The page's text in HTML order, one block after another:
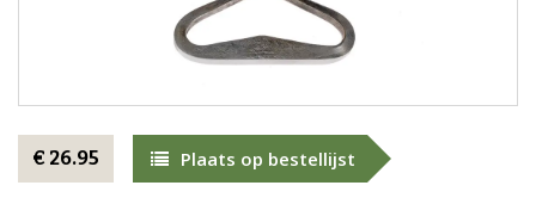
€ 26.95 Plaats op bestellijst